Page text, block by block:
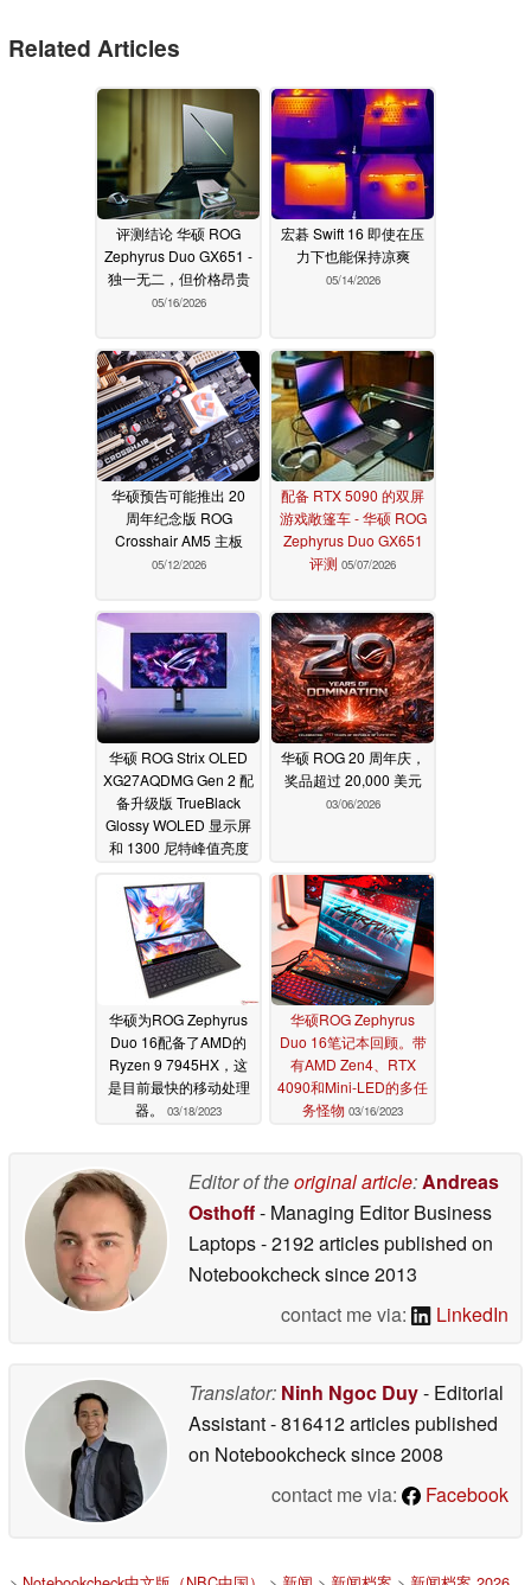
Related Articles
评测结论 华硕 ROG
Zephyrus Duo GX651 -
独一无二，但价格昂贵
05/16/2026
宏碁 Swift 16 即使在压
力下也能保持凉爽
05/14/2026
华硕预告可能推出 20
周年纪念版 ROG
Crosshair AM5 主板
05/12/2026
配备 RTX 5090 的双屏
游戏敞篷车 - 华硕 ROG
Zephyrus Duo GX651
评测 05/07/2026
华硕 ROG Strix OLED
XG27AQDMG Gen 2 配
备升级版 TrueBlack
Glossy WOLED 显示屏
和 1300 尼特峰值亮度
华硕 ROG 20 周年庆，
奖品超过 20,000 美元
03/06/2026
华硕为ROG Zephyrus
Duo 16配备了AMD的
Ryzen 9 7945HX，这
是目前最快的移动处理
器。
03/18/2023
华硕ROG Zephyrus
Duo 16笔记本回顾。带
有AMD Zen4、RTX
4090和Mini-LED的多任
务怪物 03/16/2023
Editor of theoriginal article:Andreas
Osthoff- Managing Editor Business
Laptops- 2192 articles published on
Notebookchecksince 2013
contact me via:
LinkedIn
Translator: Ninh Ngoc Duy- Editorial
Assistant- 816412 articles published
on Notebookchecksince 2008
contact me via:
Facebook